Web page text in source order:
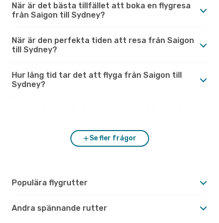
När är det bästa tillfället att boka en flygresa
från Saigon till Sydney?
När är den perfekta tiden att resa från Saigon
till Sydney?
Hur lång tid tar det att flyga från Saigon till
Sydney?
Se fler frågor
Populära flygrutter
Andra spännande rutter